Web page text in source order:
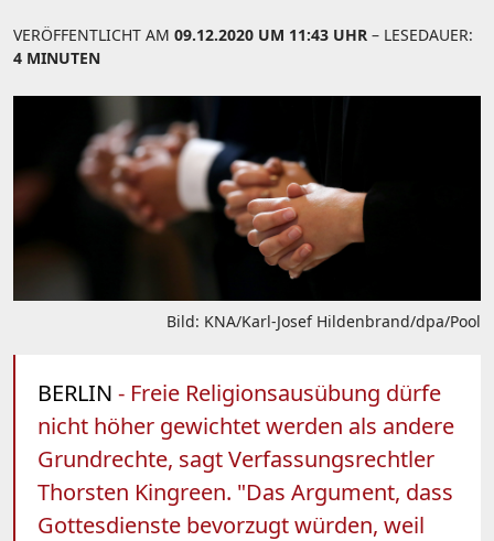
VERÖFFENTLICHT AM 09.12.2020 UM 11:43 UHR – LESEDAUER:
4 MINUTEN
Bild: KNA/Karl-Josef Hildenbrand/dpa/Pool
BERLIN - Freie Religionsausübung dürfe
nicht höher gewichtet werden als andere
Grundrechte, sagt Verfassungsrechtler
Thorsten Kingreen. "Das Argument, dass
Gottesdienste bevorzugt würden, weil